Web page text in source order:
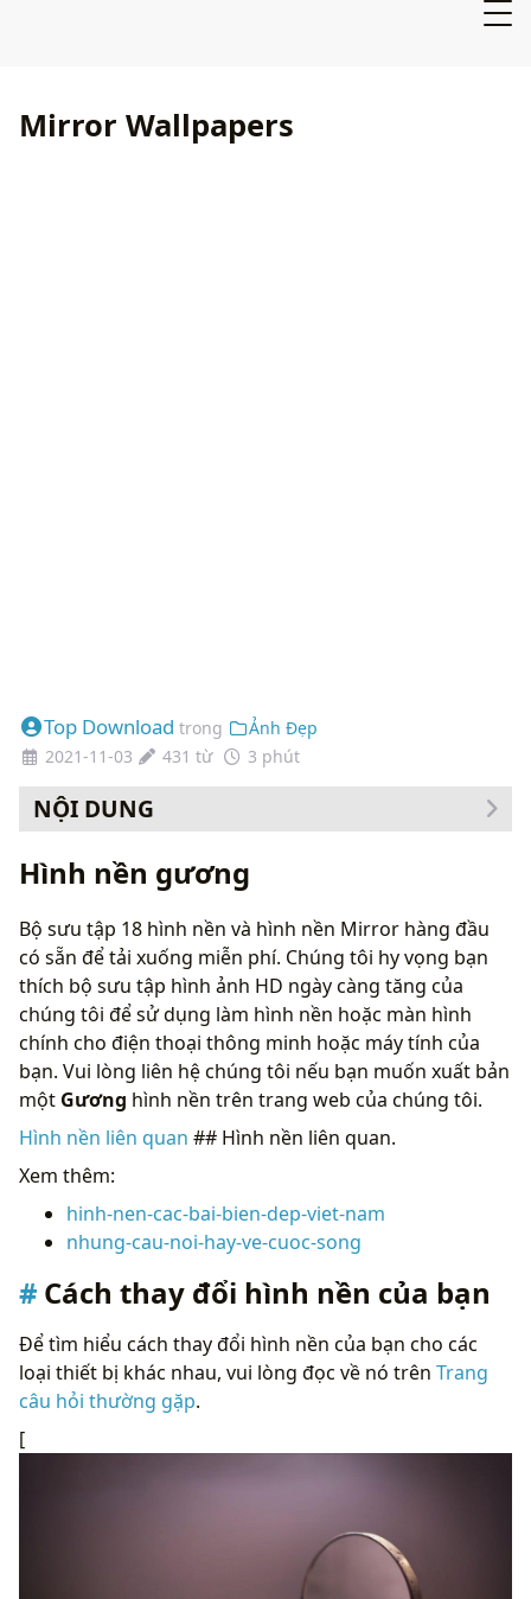
Mirror Wallpapers
Top Download trong
Ảnh Đẹp
2021-11-03
431 từ 3 phút
NỘI DUNG
Hình nền gương
Bộ sưu tập 18 hình nền và hình nền Mirror hàng đầu
có sẵn để tải xuống miễn phí. Chúng tôi hy vọng bạn
thích bộ sưu tập hình ảnh HD ngày càng tăng của
chúng tôi để sử dụng làm hình nền hoặc màn hình
chính cho điện thoại thông minh hoặc máy tính của
bạn. Vui lòng liên hệ chúng tôi nếu bạn muốn xuất bản
một Gương hình nền trên trang web của chúng tôi.
Hình nền liên quan ## Hình nền liên quan.
Xem thêm:
hinh-nen-cac-bai-bien-dep-viet-nam
nhung-cau-noi-hay-ve-cuoc-song
Cách thay đổi hình nền của bạn
Để tìm hiểu cách thay đổi hình nền của bạn cho các
loại thiết bị khác nhau, vui lòng đọc về nó trên Trang
câu hỏi thường gặp.
[